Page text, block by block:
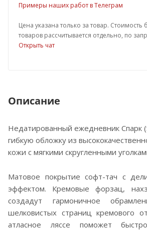
Примеры наших работ в Телеграм
Цена указана только за товар.
товаров рассчитывается отдельно, по
Открыть чат
Описание
Недатированный ежедневник Спарк
гибкую обложку из
кожи с мягкими скругленными
Матовое покрытие софт-тач с
эффектом. Кремовые форзац,
создадут гармоничное
шелковистых страниц кремового
атласное ляссе поможет